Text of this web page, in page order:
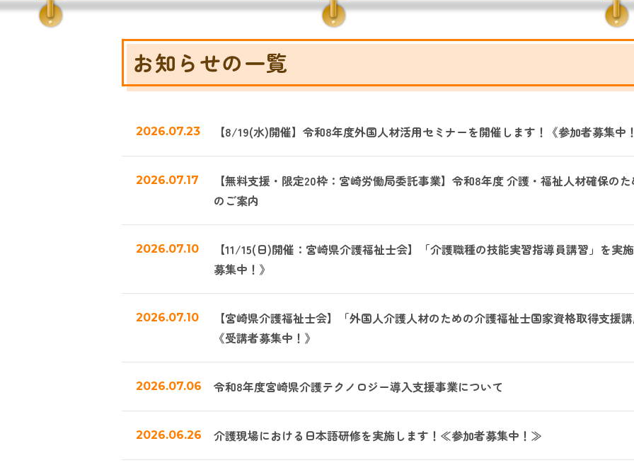
お知らせの一覧
2026.07.23 【8/19(水)開催】令和8年度外国人材活用セミナーを開催します！《参加者募集中
2026.07.17
【無料支援・限定20枠：宮崎労働局委託事業】令和8年度 介護・福祉人材確保の
のご案内
2026.07.10
【11/15(日)開催：宮崎県介護福祉士会】「介護職種の技能実習指導員講習」を実
募集中！》
2026.07.10
【宮崎県介護福祉士会】「外国人介護人材のための介護福祉士国家資格取得支援
《受講者募集中！》
2026.07.06 令和8年度宮崎県介護テクノロジー導入支援事業について
2026.06.26 介護現場における日本語研修を実施します！≪参加者募集中！≫